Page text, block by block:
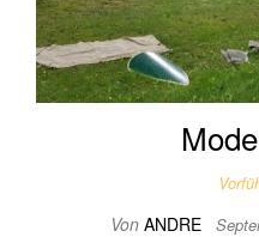
Von ANDRE